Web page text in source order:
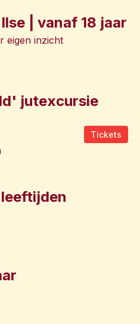
| vanaf 18 jaar
eigen inzicht
jutexcursie
Tickets